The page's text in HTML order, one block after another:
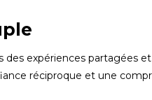
des expériences partagées
réciproque et une